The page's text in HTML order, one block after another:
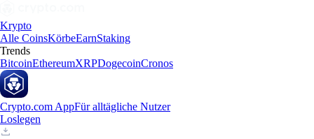
Krypto
Alle CoinsKörbeEarnStaking
Trends
BitcoinEthereumXRPDogecoinCronos
Crypto.com AppFür alltägliche Nutzer
Loslegen